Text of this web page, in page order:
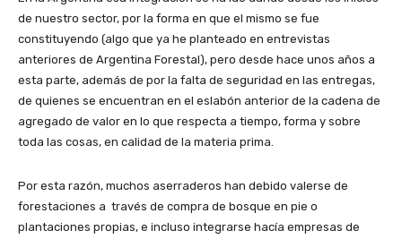
de nuestro sector, por la forma en que el mismo se fue
constituyendo (algo que ya he planteado en entrevistas
anteriores de Argentina Forestal), pero desde hace unos años a
esta parte, además de por la falta de seguridad en las entregas,
de quienes se encuentran en el eslabón anterior de la cadena de
agregado de valor en lo que respecta a tiempo, forma y sobre
toda las cosas, en calidad de la materia prima.
Por esta razón, muchos aserraderos han debido valerse de
forestaciones a través de compra de bosque en pie o
plantaciones propias, e incluso integrarse hacía empresas de